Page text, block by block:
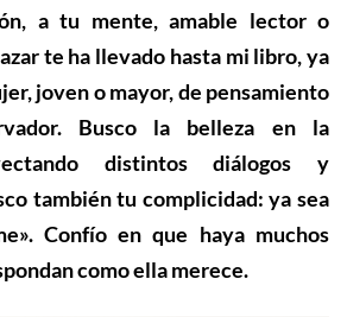
a tu mente, amable lector o
te ha llevado hasta mi libro, ya
joven o mayor, de pensamiento
Busco la belleza en la
distintos diálogos y
también tu complicidad: ya sea
Confío en que haya muchos
como ella merece.